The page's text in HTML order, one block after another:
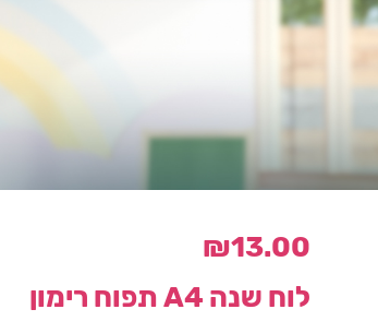
₪13.00
לוח שנה A4 תפוח רימון